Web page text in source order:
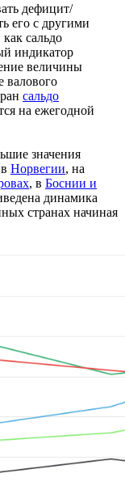
дефицит/
его с другими
как сальдо
индикатор
величины
валового
сальдо
на ежегодной
значения
Норвегии, на
, в Боснии и
динамика
странах начиная